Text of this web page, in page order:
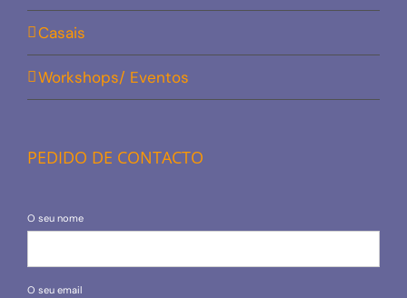
Casais
Workshops/ Eventos
PEDIDO DE CONTACTO
O seu nome
O seu email